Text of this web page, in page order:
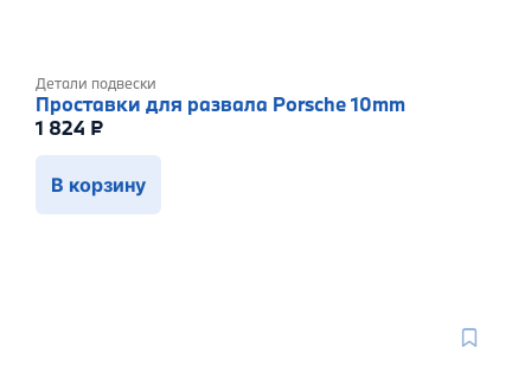
Детали подвески
Проставки для развала Porsche 10mm
1 824 ₽
В корзину